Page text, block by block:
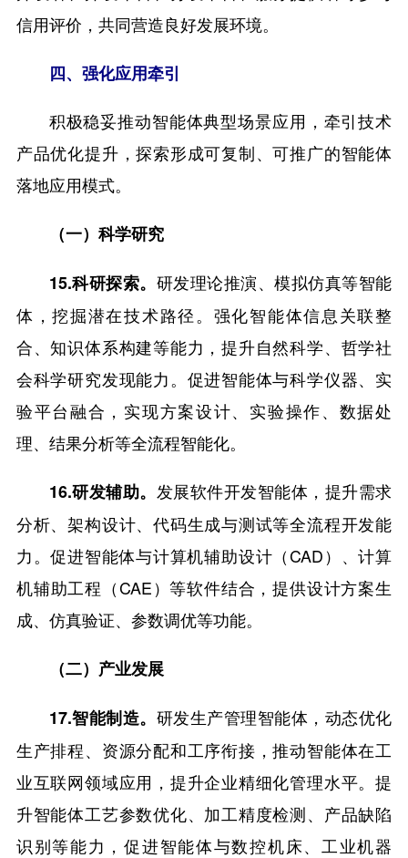
信用评价，共同营造良好发展环境。
四、强化应用牵引
积极稳妥推动智能体典型场景应用，牵引技术
产品优化提升，探索形成可复制、可推广的智能体
落地应用模式。
（一）科学研究
15.科研探索。 研发理论推演、模拟仿真等智能
体，挖掘潜在技术路径。强化智能体信息关联整
合、知识体系构建等能力，提升自然科学、哲学社
会科学研究发现能力。促进智能体与科学仪器、实
验平台融合，实现方案设计、实验操作、数据处
理、结果分析等全流程智能化。
16.研发辅助。 发展软件开发智能体，提升需求
分析、架构设计、代码生成与测试等全流程开发能
力。促进智能体与计算机辅助设计（CAD）、计算
机辅助工程（CAE）等软件结合，提供设计方案生
成、仿真验证、参数调优等功能。
（二）产业发展
17.智能制造。 研发生产管理智能体，动态优化
生产排程、资源分配和工序衔接，推动智能体在工
业互联网领域应用，提升企业精细化管理水平。提
升智能体工艺参数优化、加工精度检测、产品缺陷
识别等能力，促进智能体与数控机床、工业机器